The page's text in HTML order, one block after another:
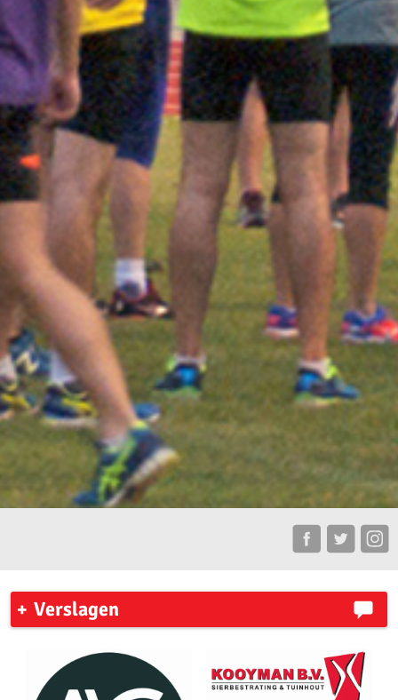
Verslagen
Ronde Venen Marathon 2023